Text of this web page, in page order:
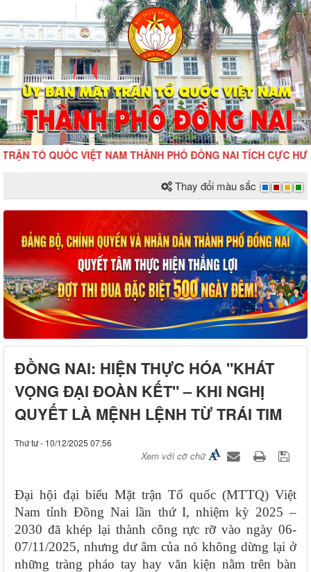
QUỐC VIỆT NAM THÀNH PHỐ ĐỒNG NAI TÍCH CỰC
Thay đổi màu sắc
ĐỒNG NAI: HIỆN THỰC HÓA "KHÁT
VỌNG ĐẠI ĐOÀN KẾT" – KHI NGHỊ
QUYẾT LÀ MỆNH LỆNH TỪ TRÁI TIM
Thứ tư - 10/12/2025 07:56
Xem với cỡ chữ
Đại hội đại biểu Mặt trận Tổ quốc (MTTQ) Việt
Nam tỉnh Đồng Nai lần thứ I, nhiệm kỳ 2025 –
2030 đã khép lại thành công rực rỡ vào ngày 06-
07/11/2025, nhưng dư âm của nó không dừng lại ở
những tràng pháo tay hay văn kiện nằm trên bàn